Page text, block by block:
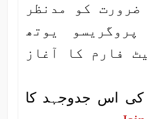
ضرورت کو مدنظر
یوتھ
فارم کا آغاز
کی اس جدوجہد کا